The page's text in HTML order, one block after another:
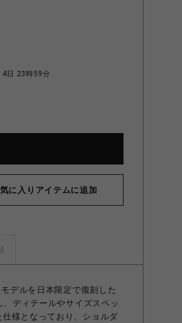
日 23時59分
に入りアイテムに追加
デルを日本限定で復刻した
ディテールやサイズスペッ
様となっており、ショルダ